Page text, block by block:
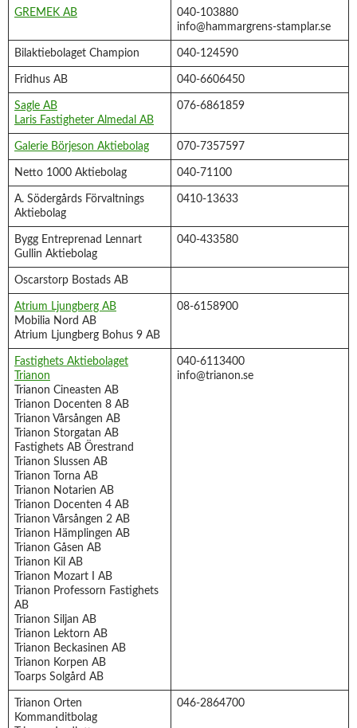
GREMEK AB
040-103880
info@hammargrens-stamplar.se
Bilaktiebolaget Champion 040-124590
Fridhus AB 040-6606450
Sagle AB
Laris Fastigheter Almedal AB
076-6861859
Galerie Börjeson Aktiebolag 070-7357597
Netto 1000 Aktiebolag 040-71100
A. Södergårds Förvaltnings
Aktiebolag
0410-13633
Bygg Entreprenad Lennart
Gullin Aktiebolag
040-433580
Oscarstorp Bostads AB
Atrium Ljungberg AB
Mobilia Nord AB
Atrium Ljungberg Bohus 9 AB
08-6158900
Fastighets Aktiebolaget
Trianon
Trianon Cineasten AB
Trianon Docenten 8 AB
Trianon Vårsången AB
Trianon Storgatan AB
Fastighets AB Örestrand
Trianon Slussen AB
Trianon Torna AB
Trianon Notarien AB
Trianon Docenten 4 AB
Trianon Vårsången 2 AB
Trianon Hämplingen AB
Trianon Gåsen AB
Trianon Kil AB
Trianon Mozart I AB
Trianon Professorn Fastighets
AB
Trianon Siljan AB
Trianon Lektorn AB
Trianon Beckasinen AB
Trianon Korpen AB
Toarps Solgård AB
040-6113400
info@trianon.se
Trianon Orten
Kommanditbolag
046-2864700